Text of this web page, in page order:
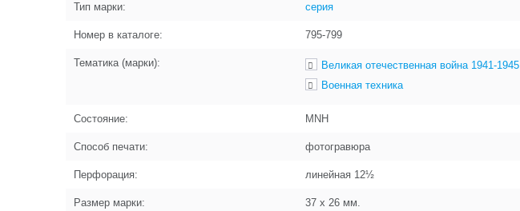
Тип марки: серия
Номер в каталоге: 795-799
Тематика (марки):
Великая отечественная война 1941-1945
Военная техника
Состояние: MNH
Способ печати: фотогравюра
Перфорация: линейная 12½
Размер марки: 37 x 26 мм.